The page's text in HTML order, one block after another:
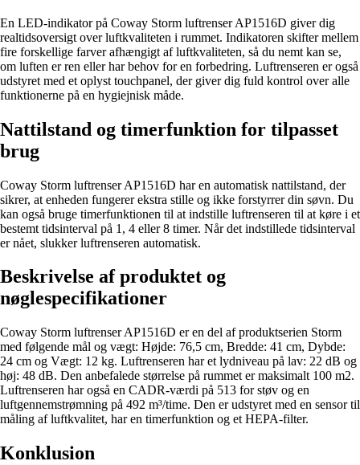
En LED-indikator på Coway Storm luftrenser AP1516D giver dig
realtidsoversigt over luftkvaliteten i rummet. Indikatoren skifter mellem
fire forskellige farver afhængigt af luftkvaliteten, så du nemt kan se,
om luften er ren eller har behov for en forbedring. Luftrenseren er også
udstyret med et oplyst touchpanel, der giver dig fuld kontrol over alle
funktionerne på en hygiejnisk måde.
Nattilstand og timerfunktion for tilpasset
brug
Coway Storm luftrenser AP1516D har en automatisk nattilstand, der
sikrer, at enheden fungerer ekstra stille og ikke forstyrrer din søvn. Du
kan også bruge timerfunktionen til at indstille luftrenseren til at køre i et
bestemt tidsinterval på 1, 4 eller 8 timer. Når det indstillede tidsinterval
er nået, slukker luftrenseren automatisk.
Beskrivelse af produktet og
nøglespecifikationer
Coway Storm luftrenser AP1516D er en del af produktserien Storm
med følgende mål og vægt: Højde: 76,5 cm, Bredde: 41 cm, Dybde:
24 cm og Vægt: 12 kg. Luftrenseren har et lydniveau på lav: 22 dB og
høj: 48 dB. Den anbefalede størrelse på rummet er maksimalt 100 m2.
Luftrenseren har også en CADR-værdi på 513 for støv og en
luftgennemstrømning på 492 m³/time. Den er udstyret med en sensor til
måling af luftkvalitet, har en timerfunktion og et HEPA-filter.
Konklusion